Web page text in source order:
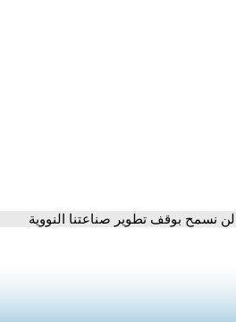
لن نسمح بوقف تطوير صناعتنا النووية